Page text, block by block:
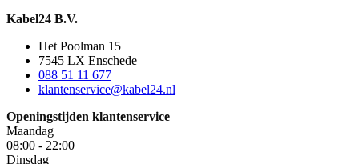
Kabel24 B.V.
Het Poolman 15
7545 LX Enschede
088 51 11 677
klantenservice@kabel24.nl
Openingstijden klantenservice
Maandag
08:00 - 22:00
Dinsdag